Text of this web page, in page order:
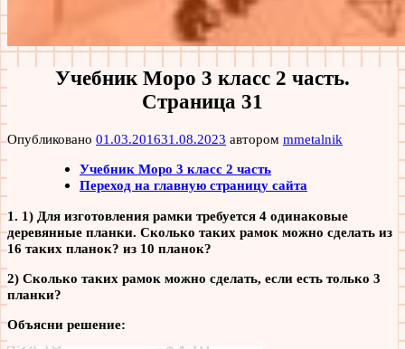
Учебник Моро 3 класс 2 часть.
Страница 31
Опубликовано 01.03.201631.08.2023 автором mmetalnik
Учебник Моро 3 класс 2 часть
Переход на главную страницу сайта
1. 1) Для изготовления рамки требуется 4 одинаковые
деревянные планки. Сколько таких рамок можно сделать из
16 таких планок? из 10 планок?
2) Сколько таких рамок можно сделать, если есть только 3
планки?
Объясни решение: